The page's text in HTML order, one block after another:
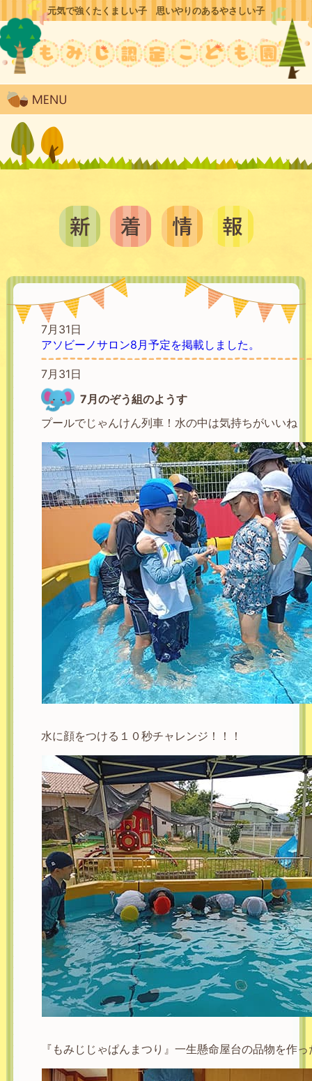
元気で強くたくましい子 思いやりのあるやさしい子
7月31日
アソビーノサロン8月予定を掲載しました。
7月31日
7月のぞう組のようす
プールでじゃんけん列車！水の中は気持ちがいいね
水に顔をつける１０秒チャレンジ！！！
『もみじじゃぱんまつり』一生懸命屋台の品物を作